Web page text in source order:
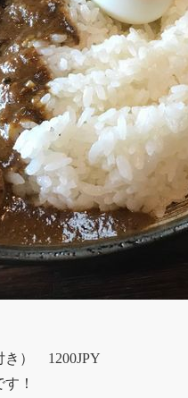
き） 1200JPY
！